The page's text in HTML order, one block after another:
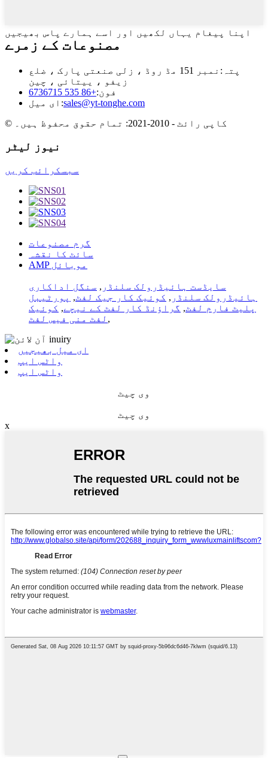
اپنا پیغام یہاں لکھیں اور اسے ہمارے پاس بھیجیں
مصنوعات کے زمرے
پتہ:
نمبر 151 مڈ روڈ ، زلی صنعتی پارک ، ضلع
زیفو ، ییتائی ، چین
فون:+86 535 6736715
ای میل:sales@yt-tonghe.com
© کاپی رائٹ - 2010-2021: تمام حقوق محفوظ ہیں۔
نیوز لیٹر
سبسکرائب کریں
گرم مصنوعات
سائٹ کا نقشہ
AMP موبائل
سایڈست ہائیڈرولک سلنڈر , سنگل اداکاری
ہائیڈرولک سلنڈر , کوئیک کار جیک لفٹ, پورٹیبل
پلیٹ فارم لفٹ, گراؤنڈ کار لفٹ کے نیچے, کوئیک
لفٹ منی فیس لفٹ ,
ای میل بھیجیں
واٹس ایپ
واٹس ایپ
وی چیٹ
وی چیٹ
x